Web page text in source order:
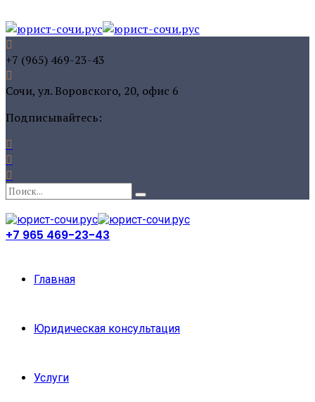
+7 (965) 469-23-43
Сочи, ул. Воровского, 20, офис 6
Подписывайтесь:
+7 965 469-23-43
Главная
Юридическая консультация
Услуги